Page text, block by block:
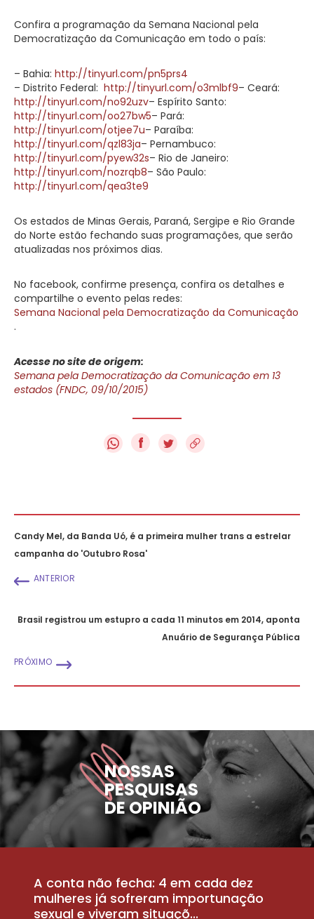
Confira a programação da Semana Nacional pela
Democratização da Comunicação em todo o país:
– Bahia: http://tinyurl.com/pn5prs4
– Distrito Federal: http://tinyurl.com/o3mlbf9– Ceará:
http://tinyurl.com/no92uzv– Espírito Santo:
http://tinyurl.com/oo27bw5– Pará:
http://tinyurl.com/otjee7u– Paraíba:
http://tinyurl.com/qzl83ja– Pernambuco:
http://tinyurl.com/pyew32s– Rio de Janeiro:
http://tinyurl.com/nozrqb8– São Paulo:
http://tinyurl.com/qea3te9
Os estados de Minas Gerais, Paraná, Sergipe e Rio Grande
do Norte estão fechando suas programações, que serão
atualizadas nos próximos dias.
No facebook, confirme presença, confira os detalhes e
compartilhe o evento pelas redes:
Semana Nacional pela Democratização da Comunicação
.
Acesse no site de origem:
Semana pela Democratização da Comunicação em 13
estados (FNDC, 09/10/2015)
f
Candy Mel, da Banda Uó, é a primeira mulher trans a estrelar
campanha do 'Outubro Rosa'
ANTERIOR
Brasil registrou um estupro a cada 11 minutos em 2014, aponta
Anuário de Segurança Pública
PRÓXIMO
NOSSAS
PESQUISAS
DE OPINIÃO
A conta não fecha: 4 em cada dez
mulheres já sofreram importunação
sexual e viveram situaçõ...